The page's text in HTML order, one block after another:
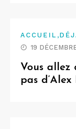
ACCUEIL ,
19
Vous allez
pas d’Alex